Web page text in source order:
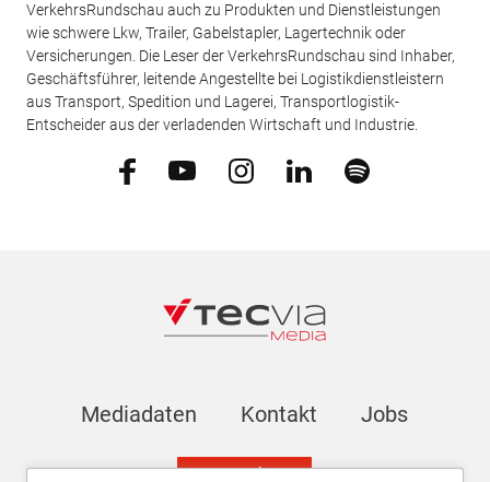
VerkehrsRundschau auch zu Produkten und Dienstleistungen
wie schwere Lkw, Trailer, Gabelstapler, Lagertechnik oder
Versicherungen. Die Leser der VerkehrsRundschau sind Inhaber,
Geschäftsführer, leitende Angestellte bei Logistikdienstleistern
aus Transport, Spedition und Lagerei, Transportlogistik-
Entscheider aus der verladenden Wirtschaft und Industrie.
Mediadaten Kontakt Jobs
Newsletter